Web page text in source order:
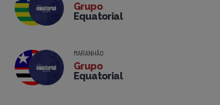
Grupo
Equatorial
MARANHÃO
Grupo
Equatorial